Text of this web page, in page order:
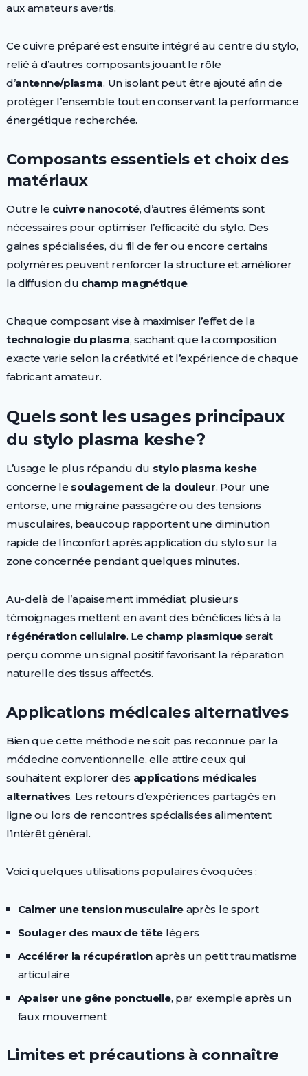
aux amateurs avertis.
Ce cuivre préparé est ensuite intégré au centre du stylo,
relié à d’autres composants jouant le rôle
d’antenne/plasma. Un isolant peut être ajouté afin de
protéger l’ensemble tout en conservant la performance
énergétique recherchée.
Composants essentiels et choix des
matériaux
Outre le cuivre nanocoté, d’autres éléments sont
nécessaires pour optimiser l’efficacité du stylo. Des
gaines spécialisées, du fil de fer ou encore certains
polymères peuvent renforcer la structure et améliorer
la diffusion du champ magnétique.
Chaque composant vise à maximiser l’effet de la
technologie du plasma, sachant que la composition
exacte varie selon la créativité et l’expérience de chaque
fabricant amateur.
Quels sont les usages principaux
du stylo plasma keshe ?
L’usage le plus répandu du stylo plasma keshe
concerne le soulagement de la douleur. Pour une
entorse, une migraine passagère ou des tensions
musculaires, beaucoup rapportent une diminution
rapide de l’inconfort après application du stylo sur la
zone concernée pendant quelques minutes.
Au-delà de l’apaisement immédiat, plusieurs
témoignages mettent en avant des bénéfices liés à la
régénération cellulaire. Le champ plasmiqueserait
perçu comme un signal positif favorisant la réparation
naturelle des tissus affectés.
Applications médicales alternatives
Bien que cette méthode ne soit pas reconnue par la
médecine conventionnelle, elle attire ceux qui
souhaitent explorer des applications médicales
alternatives. Les retours d’expériences partagés en
ligne ou lors de rencontres spécialisées alimentent
l’intérêt général.
Voici quelques utilisations populaires évoquées :
Calmer une tension musculaireaprès le sport
Soulager des maux de tête légers
Accélérer la récupération après un petit traumatisme
articulaire
Apaiser une gêne ponctuelle, par exemple après un
faux mouvement
Limites et précautions à connaître